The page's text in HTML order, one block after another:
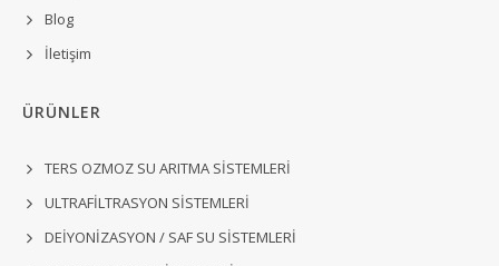
Blog
İletişim
ÜRÜNLER
TERS OZMOZ SU ARITMA SİSTEMLERİ
ULTRAFİLTRASYON SİSTEMLERİ
DEİYONİZASYON / SAF SU SİSTEMLERİ